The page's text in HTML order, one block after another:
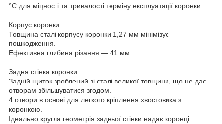
°C для міцності та тривалості терміну експлуатації коронки.
Корпус коронки:
Товщина сталі корпусу коронки 1,27 мм мінімізує
пошкодження.
Ефективна глибина різання — 41 мм.
Задня стінка коронки:
Задній щиток зроблений зі сталі великої товщини, що не дає
отворам збільшуватися згодом.
4 отвори в основі для легкого кріплення хвостовика з
коронкою.
Ідеально кругла геометрія задньої стінки надає коронці